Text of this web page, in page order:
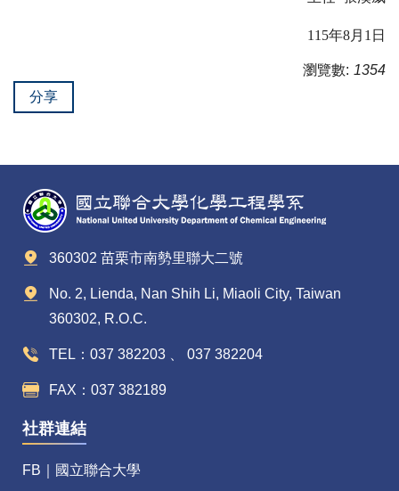
115年8月 1 日
瀏覽數: 1354
分享
360302 苗栗市南勢里聯大二號
No. 2, Lienda, Nan Shih Li, Miaoli City, Taiwan
360302, R.O.C.
TEL：037 382203 、 037 382204
FAX：037 382189
社群連結
FB｜國立聯合大學